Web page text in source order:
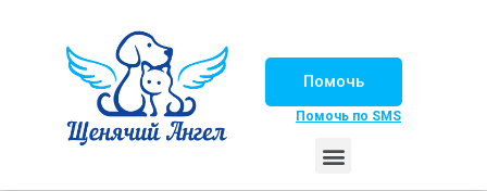
Помочь
Помочь по SMS